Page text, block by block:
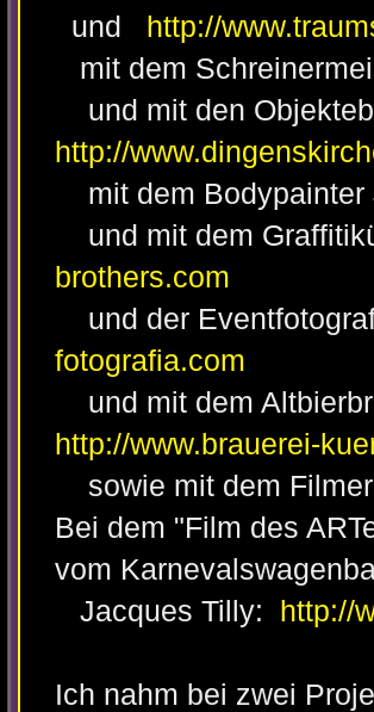
und
http://
mit dem
und mit den
http://
mit dem
und mit dem
brothers.com
und der
fotografia.com
und mit dem
http://www.brauerei-
sowie mit dem
Bei dem "Film des
vom
Jacques Tilly:
http://
Ich nahm bei zwei